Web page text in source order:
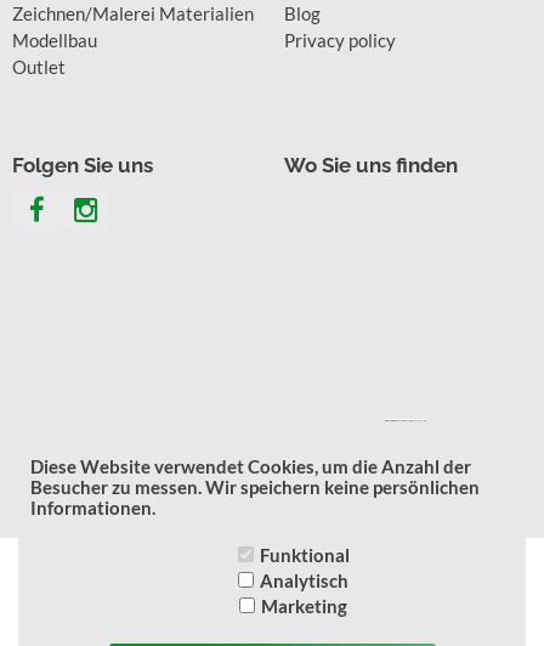
Zeichnen/Malerei Materialien
Modellbau
Outlet
Blog
Privacy policy
Folgen Sie uns Wo Sie uns finden
Powered bygmapgen fr&dna test online
* = Die Preise verstehen sich inklusive MwSt. -
Diese Website verwendet Cookies, um die Anzahl der
Besucher zu messen. Wir speichern keine persönlichen
Informationen.
Funktional
Analytisch
Marketing